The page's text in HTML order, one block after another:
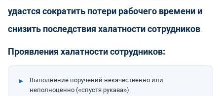
удастся сократить потери рабочего времени и
снизить последствия халатности сотрудников
Проявления халатности сотрудников:
Выполнение поручений некачественно или
неполноценно («спустя рукава»).